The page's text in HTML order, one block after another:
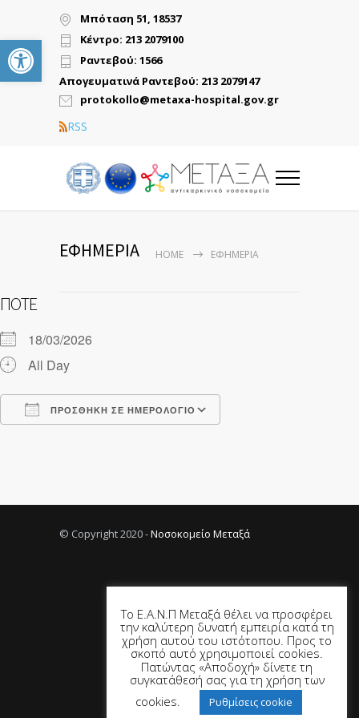
Ανοίξτε τη γραμμή εργαλείων
Μπόταση 51, 18537
Κέντρο: 213 2079100
Ραντεβού: 1566
Απογευματινά Ραντεβού: 213 2079147
protokollo@metaxa-hospital.gov.gr
RSS
ΕΦΗΜΕΡΙΑ HOME ΕΦΗΜΕΡΙΑ
ΠΌΤΕ
18/03/2026
All Day
ΠΡΟΣΘΉΚΗ ΣΕ ΗΜΕΡΟΛΌΓΙΟ
© Copyright 2020 -Νοσοκομείο Μεταξά
Το Ε.Α.Ν.Π Μεταξά θέλει να προσφέρει
την καλύτερη δυνατή εμπειρία κατά τη
χρήση αυτού του ιστότοπου. Προς το
σκοπό αυτό χρησιμοποιεί cookies.
Πατώντας «Αποδοχή» δίνετε τη
συγκατάθεσή σας για τη χρήση των
cookies.
Ρυθμίσεις cookie